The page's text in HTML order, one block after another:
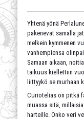
Yhtenä yönä
pakenevat samalla
melkein kymmenen
vanhempiensa
Samaan aikaan,
taikuus kiellettiin
liittyykö se murhaan
Curiotelias on pitkä
muassa sitä,
harteille. Onko veri